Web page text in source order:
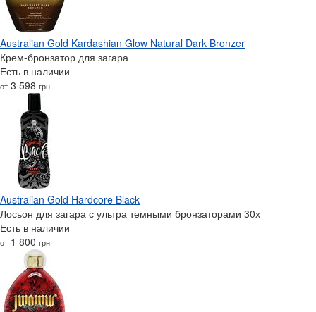
Australian Gold Kardashian Glow Natural Dark Bronzer
Крем-бронзатор для загара
Есть в наличии
от 3 598 грн
Australian Gold Hardcore Black
Лосьон для загара с ультра темными бронзаторами 30х
Есть в наличии
от 1 800 грн